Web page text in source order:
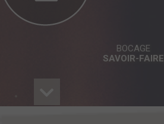
BOCAGE
SAVOIR-FAIRE